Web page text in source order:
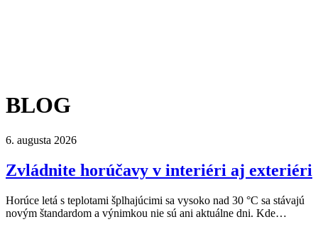
BLOG
6. augusta 2026
Zvládnite horúčavy v interiéri aj exteriéri
Horúce letá s teplotami šplhajúcimi sa vysoko nad 30 °C sa stávajú
novým štandardom a výnimkou nie sú ani aktuálne dni. Kde…